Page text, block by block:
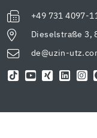
+49 731 4097-
Dieselstraße 3,
de@uzin-